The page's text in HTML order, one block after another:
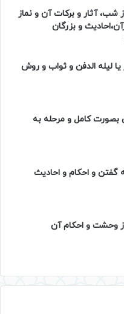
شب، آثار و برکات آن و نماز
و بزرگان
لیله الدفن و ثواب و روش
بصورت کامل و مرحله به
گفتن و احکام و احادیث
وحشت و احکام آن